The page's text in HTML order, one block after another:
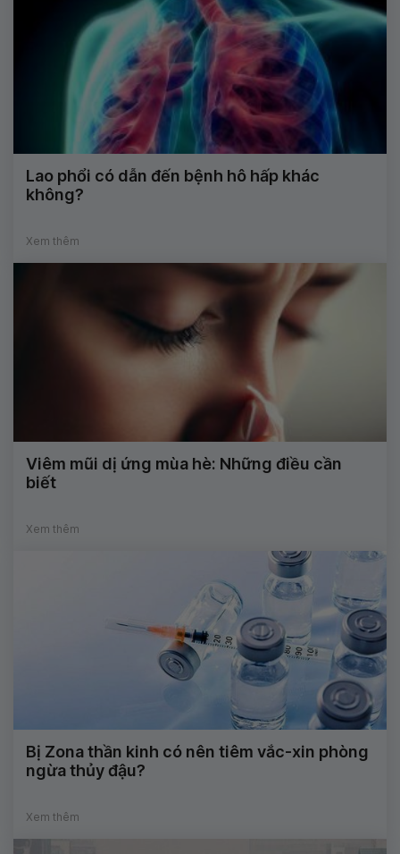
Lao phổi có dẫn đến bệnh hô hấp khác
không?
Xem thêm
Viêm mũi dị ứng mùa hè: Những điều cần
biết
Xem thêm
Bị Zona thần kinh có nên tiêm vắc-xin phòng
ngừa thủy đậu?
Xem thêm